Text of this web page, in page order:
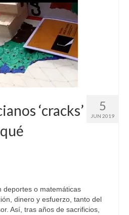
5
JUN 2019
‘cracks’
deportes o matemáticas
dinero y esfuerzo, tanto del
Así, tras años de sacrificios,